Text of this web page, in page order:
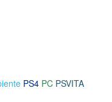
PS4 PC PSVITA